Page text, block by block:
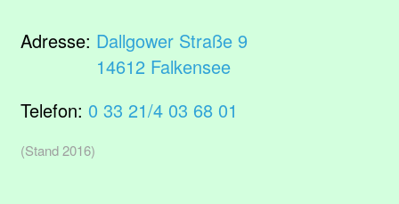
Adresse: Dallgower Straße 9
14612 Falkensee
Telefon: 0 33 21/4 03 68 01
(Stand 2016)